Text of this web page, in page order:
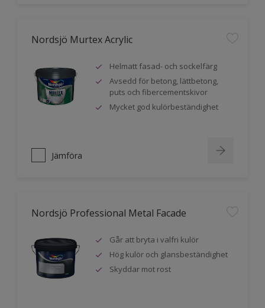
Nordsjö Murtex Acrylic
Helmatt fasad- och sockelfärg
Avsedd för betong, lättbetong,
puts och fibercementskivor
Mycket god kulörbeständighet
Jämföra
Nordsjö Professional Metal Facade
Går att bryta i valfri kulör
Hög kulör och glansbeständighet
Skyddar mot rost